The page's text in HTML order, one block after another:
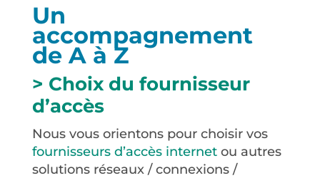
Un
accompagnement
de A à Z
> Choix du fournisseur
d’accès
Nous vous orientons pour choisir vos
fournisseurs d’accès internetou autres
solutions réseaux / connexions /